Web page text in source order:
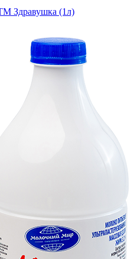
Здравушка (1л)